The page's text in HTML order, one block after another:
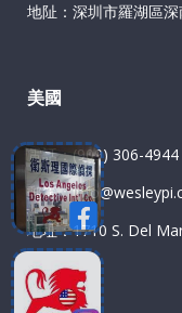
地阯：深圳市羅湖區
美國
電話：(909) 306-
郵箱：
地址：1710 S. Del